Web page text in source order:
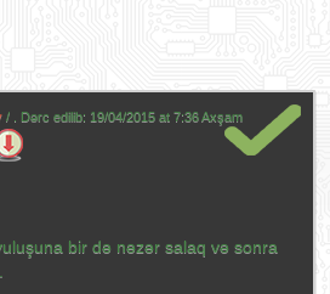
/ . Dərc edilib: 19/04/2015 at 7:36 Axşam
bir də nəzər salaq və sonra